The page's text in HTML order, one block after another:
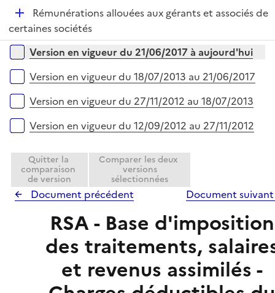
e
r
l
e
r
D
é
p
e
r
Rémunérations allouées aux gérants et associés de
certaines sociétés
Versions sur la période
Version en vigueur du 21/06/2017 à aujourd'hui
Version en vigueur du 18/07/2013 au 21/06/2017
Version en vigueur du 27/11/2012 au 18/07/2013
Version en vigueur du 12/09/2012 au 27/11/2012
Quitter la
comparaison
de version
Comparer les deux
versions
sélectionnées
Document précédent Document
RSA - Base d'imposition
des traitements,
et revenus assimilés -